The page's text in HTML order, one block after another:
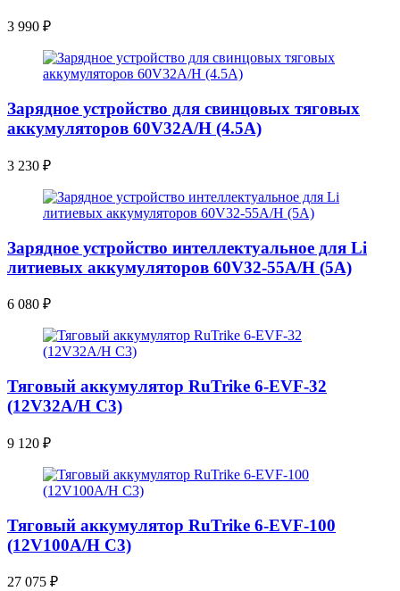
3 990 ₽
Зарядное устройство для свинцовых тяговых
аккумуляторов 60V32A/H (4.5A)
3 230 ₽
Зарядное устройство интеллектуальное для Li
литиевых аккумуляторов 60V32-55A/H (5A)
6 080 ₽
Тяговый аккумулятор RuTrike 6-EVF-32
(12V32A/H C3)
9 120 ₽
Тяговый аккумулятор RuTrike 6-EVF-100
(12V100A/H C3)
27 075 ₽